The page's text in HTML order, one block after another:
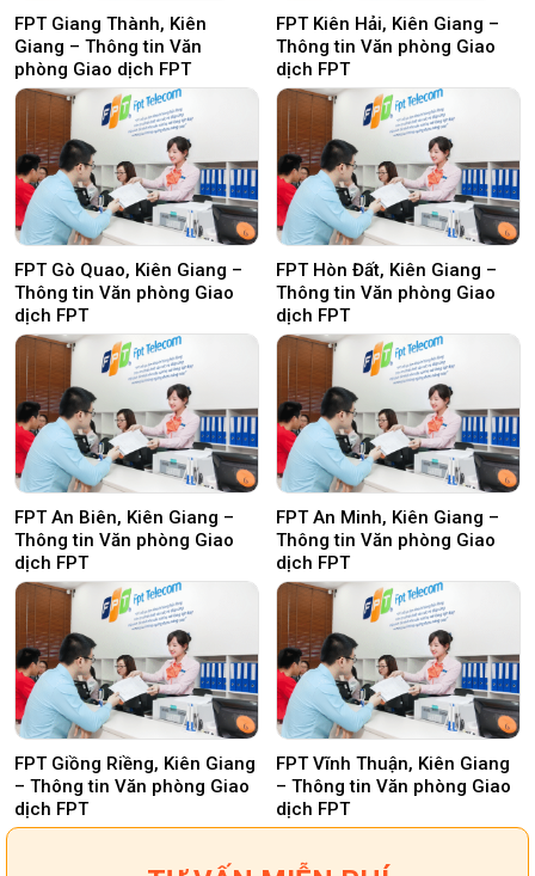
FPT Giang Thành, Kiên
Giang – Thông tin Văn
phòng Giao dịch FPT
FPT Kiên Hải, Kiên Giang –
Thông tin Văn phòng Giao
dịch FPT
FPT Gò Quao, Kiên Giang –
Thông tin Văn phòng Giao
dịch FPT
FPT Hòn Đất, Kiên Giang –
Thông tin Văn phòng Giao
dịch FPT
FPT An Biên, Kiên Giang –
Thông tin Văn phòng Giao
dịch FPT
FPT An Minh, Kiên Giang –
Thông tin Văn phòng Giao
dịch FPT
FPT Giồng Riềng, Kiên Giang
– Thông tin Văn phòng Giao
dịch FPT
FPT Vĩnh Thuận, Kiên Giang
– Thông tin Văn phòng Giao
dịch FPT